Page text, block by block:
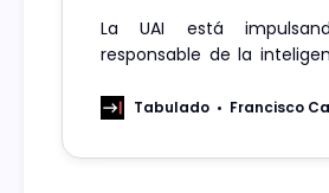
La UAI está
responsable de la
Tabulado Francisco